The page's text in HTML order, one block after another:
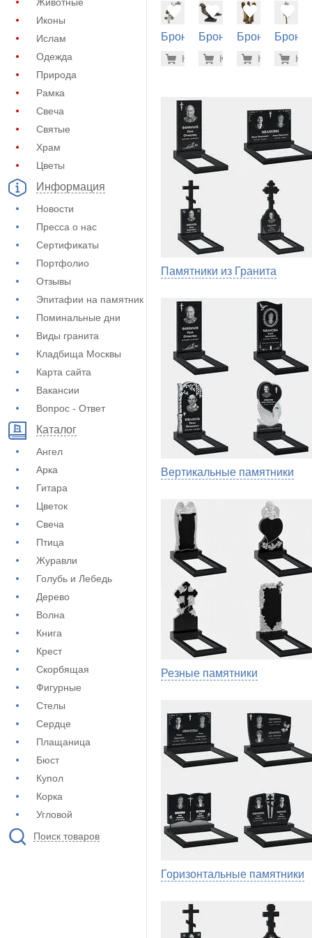
Иконы
Ислам
Одежда
Природа
Рамка
Свеча
Святые
Храм
Цветы
Информация
Новости
Пресса о нас
Сертификаты
Портфолио
Отзывы
Эпитафии на памятник
Поминальные дни
Виды гранита
Кладбища Москвы
Карта сайта
Вакансии
Вопрос - Ответ
Каталог
Ангел
Арка
Гитара
Цветок
Свеча
Птица
Журавли
Голубь и Лебедь
Дерево
Волна
Книга
Крест
Скорбящая
Фигурные
Стелы
Сердце
Плащаница
Бюст
Купол
Корка
Угловой
Поиск товаров
Бронза
памятник
-7% 40.800
Купить
Бронза
памятник
-7%
Купить
Бронза
памятник
-
Купить
Бронза
Памятники из Гранита
Вертикальные памятники
Резные памятники
Горизонтальные памятники